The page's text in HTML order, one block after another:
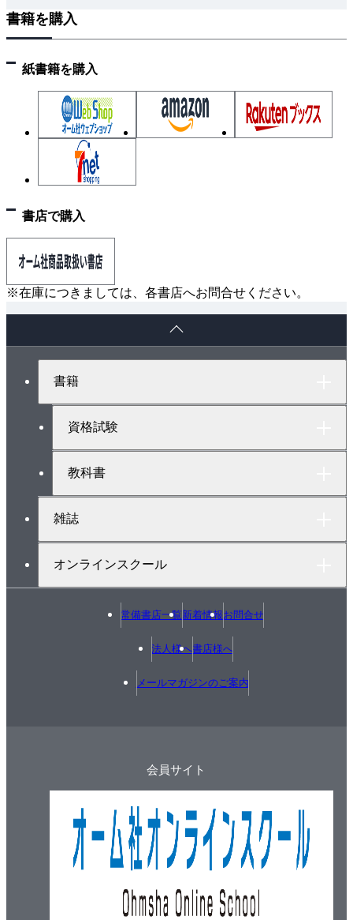
書籍を購入
紙書籍を購入
書店で購入
※在庫につきましては、各書店へお問合せください。
書籍
資格試験
教科書
雑誌
オンラインスクール
常備書店一覧新着情報お問合せ
法人様へ書店様へ
メールマガジンのご案内
会員サイト